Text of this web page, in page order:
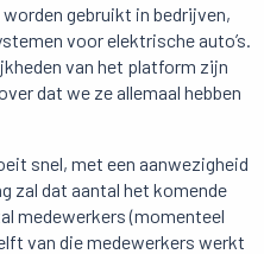
gebruikt in bedrijven,
voor elektrische auto’s.
van het platform zijn
dat we ze allemaal hebben
snel, met een aanwezigheid
zal dat aantal het komende
medewerkers (momenteel
van die medewerkers werkt